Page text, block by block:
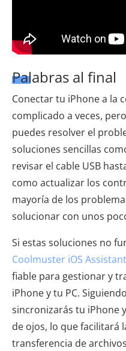
Palabras al final
Conectar tu iPhone a la
complicado a veces,
puedes resolver el
soluciones sencillas
revisar el cable USB
como actualizar los
mayoría de los
solucionar con unos
Si estas soluciones no
Coolmuster iOS Assistant
fiable para gestionar y
iPhone y tu PC.
sincronizarás tu iPhone
de ojos, lo que facilitará
transferencia de